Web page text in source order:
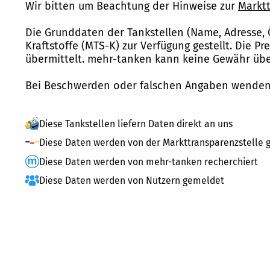
Wir bitten um Beachtung der Hinweise zur
Die Grunddaten der Tankstellen (Name,
Kraftstoffe (MTS-K) zur Verfügung gestellt. Die
übermittelt. mehr-tanken kann keine Gewähr
Bei Beschwerden oder falschen Angaben
Diese Tankstellen liefern Daten direkt an uns
Diese Daten werden von der Markttransparenzstelle
Diese Daten werden von mehr-tanken recherchiert
Diese Daten werden von Nutzern gemeldet